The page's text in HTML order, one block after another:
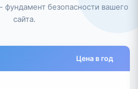
безопасности вашего
сайта.
Цена в год